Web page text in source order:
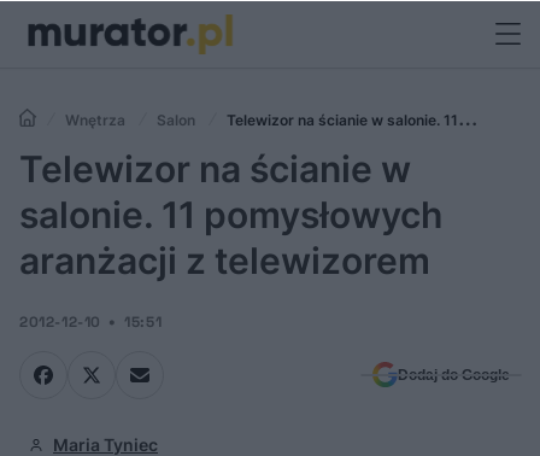
Wnętrza Salon
Telewizor na ścianie w salonie. 11
pomysłowych aranżacji z telewizorem
Telewizor na ścianie w
salonie. 11 pomysłowych
aranżacji z telewizorem
2012-12-10 15:51
Dodaj do Google
Maria Tyniec